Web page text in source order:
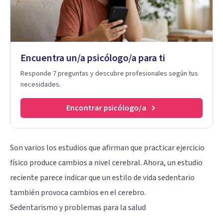
Encuentra un/a psicólogo/a para ti
Responde 7 preguntas y descubre profesionales según tus
necesidades.
Encontrar psicólogo/a
Son varios los estudios que afirman que practicar ejercicio
físico produce cambios a nivel cerebral. Ahora, un estudio
reciente parece indicar que un estilo de vida sedentario
también provoca cambios en el cerebro.
Sedentarismo y problemas para la salud